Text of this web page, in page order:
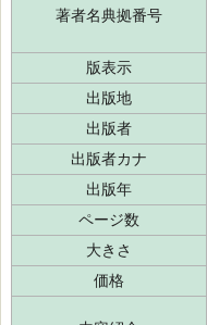
著者名典拠番号
版表示
出版地
出版者
出版者カナ
出版年
ページ数
大きさ
価格